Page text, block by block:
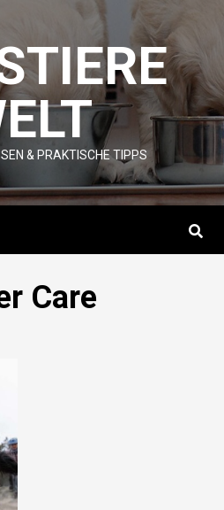
& PRAKTISCHE TIPPS
Care